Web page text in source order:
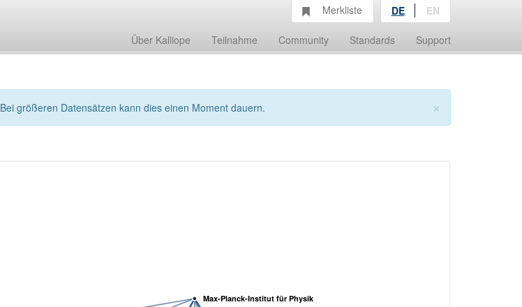
Über Kalliope Teilnahme Community Standards Support
Merkliste DE EN
×
Bei größeren Datensätzen kann dies einen Moment dauern.
Max-Planck-Institut für Physik